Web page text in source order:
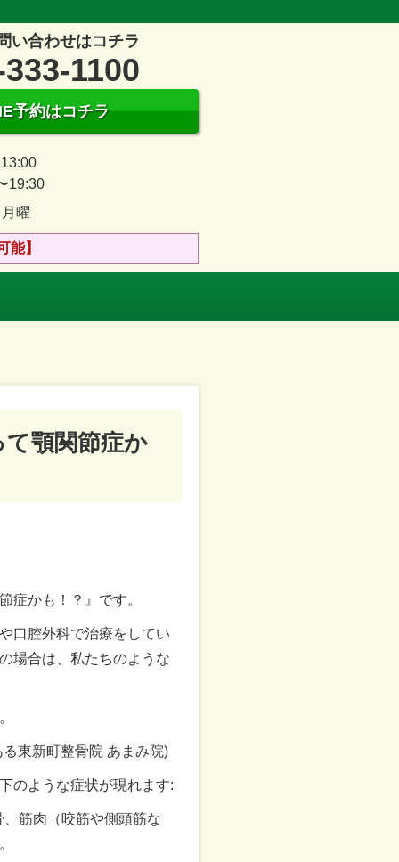
い合わせはコチラ
1100
予約はコチラ
19:30
曜
能】
顎関節症か
症かも！？』です。
口腔外科で治療をしてい
場合は、私たちのような
東新町整骨院 あまみ院)
のような症状が現れます:
筋肉（咬筋や側頭筋な